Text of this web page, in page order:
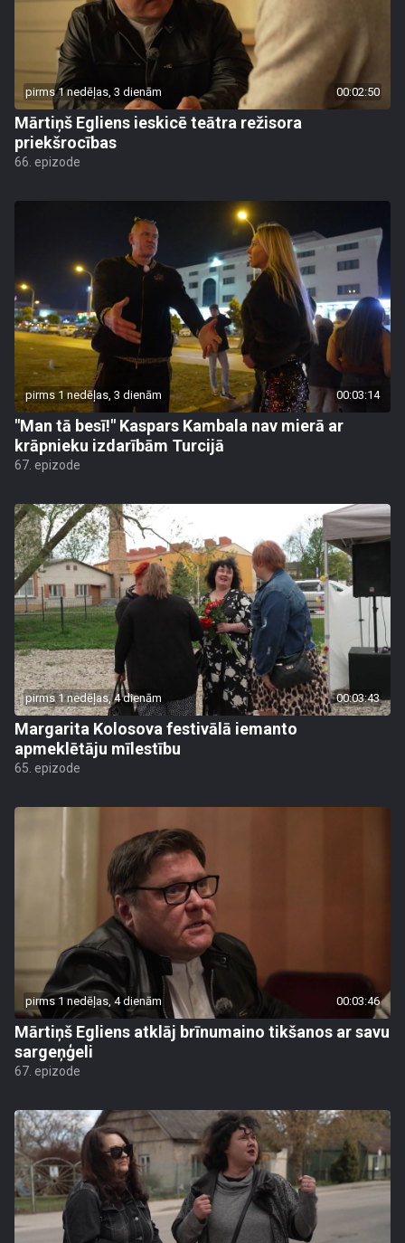
pirms 1 nedēļas, 3 dienām 00:02:50
Mārtiņš Egliens ieskicē teātra režisora
priekšrocības
66. epizode
pirms 1 nedēļas, 3 dienām 00:03:14
"Man tā besī!" Kaspars Kambala nav mierā ar
krāpnieku izdarībām Turcijā
67. epizode
pirms 1 nedēļas, 4 dienām 00:03:43
Margarita Kolosova festivālā iemanto
apmeklētāju mīlestību
65. epizode
pirms 1 nedēļas, 4 dienām 00:03:46
Mārtiņš Egliens atklāj brīnumaino tikšanos ar savu
sargeņģeli
67. epizode